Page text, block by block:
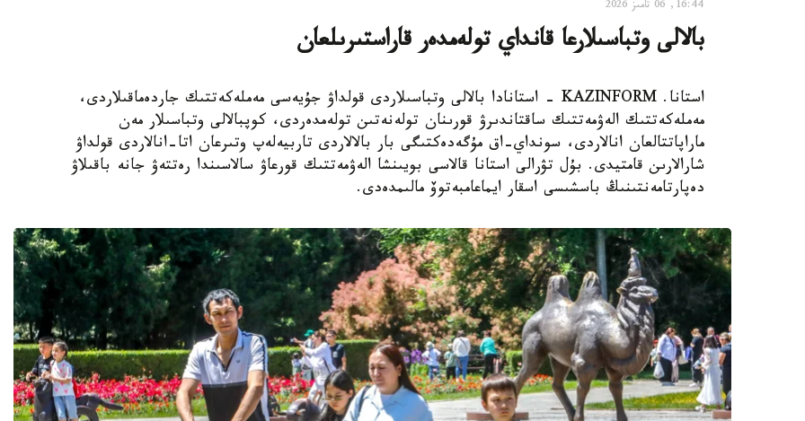
16:44, 06 تامىز 2026
بالالى وتباسىلارعا قانداي تولەمدەر قاراستىرىلعان
استانا. KAZINFORM - استانادا بالالى وتباسىلاردى قولداۋ جۇيەسى مەملەكەتتىك جاردەماقىلاردى،
مەملەكەتتىك الەۋمەتتىك ساقتاندىرۋ قورىنان تولەنەتىن تولەمدەردى، كوپبالالى وتباسىلار مەن
ماراپاتتالعان انالاردى، سونداي-اق مۇگەدەكتىگى بار بالالاردى تاربيەلەپ وتىرعان اتا-انالاردى قولداۋ
شارالارىن قامتيدى. بۇل تۋرالى استانا قالاسى بويىنشا الەۋمەتتىك قورعاۋ سالاسىندا رەتتەۋ جانە باقىلاۋ
دەپارتامەنتىنىڭ باسشىسى اسقار ايماعامبەتوۆ مالىمدەدى.